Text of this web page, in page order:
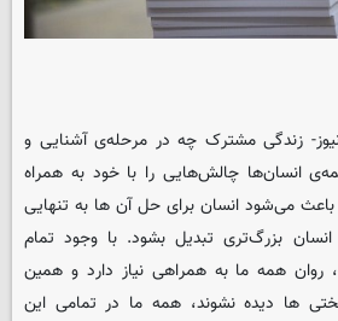
- زندگی مشترک چه در مرحله‌ی آشنایی و
انسان‌ها چالش‌هایی را با خود به همراه
می‌شود انسان‌ برای حل آن ها به تنهایی
بزرگ‌تری تبدیل بشود. با وجود تمام
همه ما به همراهی نیاز دارد و همین
‌ها دیده نشوند، همه ما در تمامی این